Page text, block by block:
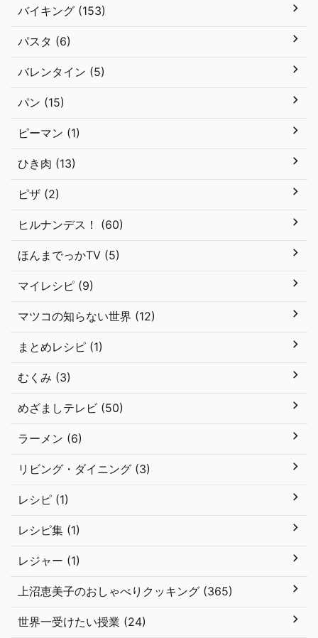
バイキング (153)
パスタ (6)
バレンタイン (5)
パン (15)
ピーマン (1)
ひき肉 (13)
ピザ (2)
ヒルナンデス！ (60)
ほんまでっかTV (5)
マイレシピ (9)
マツコの知らない世界 (12)
まとめレシピ (1)
むくみ (3)
めざましテレビ (50)
ラーメン (6)
リビング・ダイニング (3)
レシピ (1)
レシピ集 (1)
レジャー (1)
上沼恵美子のおしゃべりクッキング (365)
世界一受けたい授業 (24)